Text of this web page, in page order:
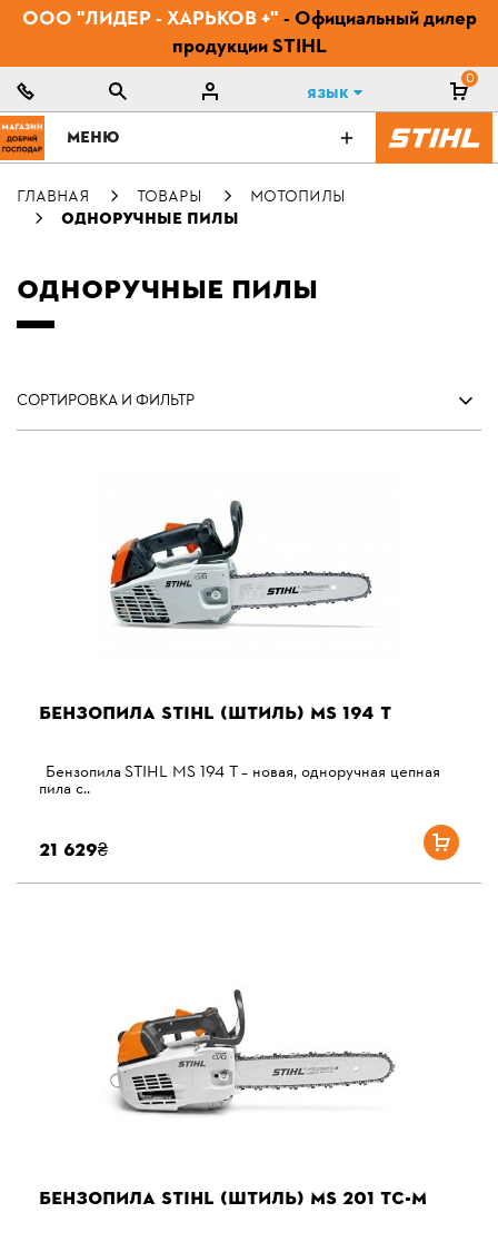
ООО "ЛИДЕР - ХАРЬКОВ +" - Официальный дилер
продукции STIHL
Язык
0
МЕНЮ
ГЛАВНАЯ ТОВАРЫ
МОТОПИЛЫ
ОДНОРУЧНЫЕ ПИЛЫ
ОДНОРУЧНЫЕ ПИЛЫ
СОРТИРОВКА И ФИЛЬТР
БЕНЗОПИЛА STIHL (ШТИЛЬ) MS 194 T
Бензопила STIHL MS 194 T – новая, одноручная цепная
пила с..
21 629₴
БЕНЗОПИЛА STIHL (ШТИЛЬ) MS 201 TС-М